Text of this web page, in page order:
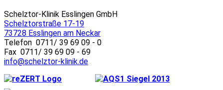
Schelztor-Klinik Esslingen GmbH
Schelztorstraße 17-19
73728 Esslingen am Neckar
Telefon 0711/ 39 69 09 - 0
Fax 0711/ 39 69 09 - 69
info@schelztor-klinik.de